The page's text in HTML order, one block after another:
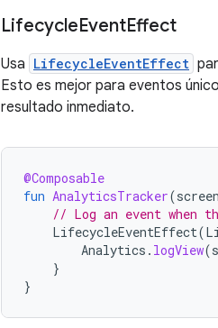
LifecycleEventEffect
Usa LifecycleEventEffect
Esto es mejor para eventos
resultado inmediato.
@Composable
fun AnalyticsTracker(
// Log an event when
LifecycleEventEffect(
Analytics . logView(
}
}